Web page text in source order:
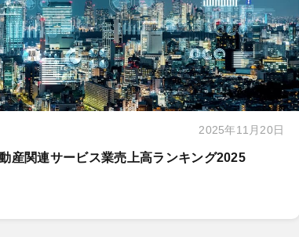
2025年11月20日
産関連サービス業売上高ランキング2025